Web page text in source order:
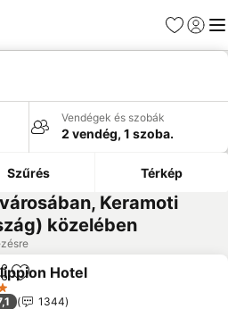
Kedvencek
Vendégek és szobák
2 vendég, 1 szoba.
Szűrés Térkép
Keramoti
közelében
Hozzáadás a kedvencekhez
Hotel
1344